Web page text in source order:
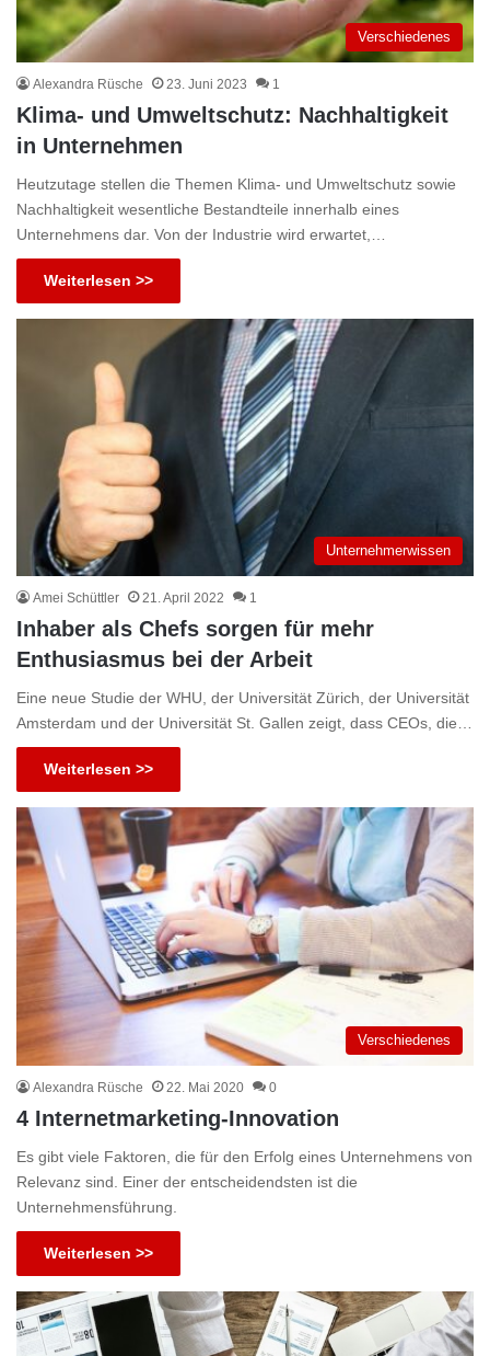
Verschiedenes
Alexandra Rüsche 23. Juni 2023 1
Klima- und Umweltschutz: Nachhaltigkeit
in Unternehmen
Heutzutage stellen die Themen Klima- und Umweltschutz sowie
Nachhaltigkeit wesentliche Bestandteile innerhalb eines
Unternehmens dar. Von der Industrie wird erwartet,…
Weiterlesen >>
Unternehmerwissen
Amei Schüttler 21. April 2022 1
Inhaber als Chefs sorgen für mehr
Enthusiasmus bei der Arbeit
Eine neue Studie der WHU, der Universität Zürich, der Universität
Amsterdam und der Universität St. Gallen zeigt, dass CEOs, die…
Weiterlesen >>
Verschiedenes
Alexandra Rüsche 22. Mai 2020 0
4 Internetmarketing-Innovation
Es gibt viele Faktoren, die für den Erfolg eines Unternehmens von
Relevanz sind. Einer der entscheidendsten ist die
Unternehmensführung.
Weiterlesen >>